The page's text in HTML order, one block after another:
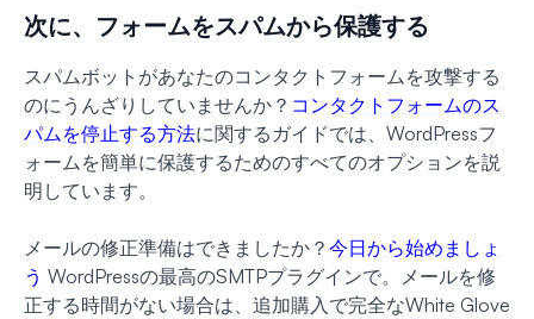
次に、フォームをスパムから保護する
スパムボットがあなたのコンタクトフォームを攻撃する
のにうんざりしていませんか？ コンタクトフォームのス
パムを停止する方法に関するガイドでは、WordPressフ
ォームを簡単に保護するためのすべてのオプションを説
明しています。
メールの修正準備はできましたか？ 今日から始めましょ
う WordPressの最高のSMTPプラグインで。メールを修
正する時間がない場合は、追加購入で完全なWhite Glove